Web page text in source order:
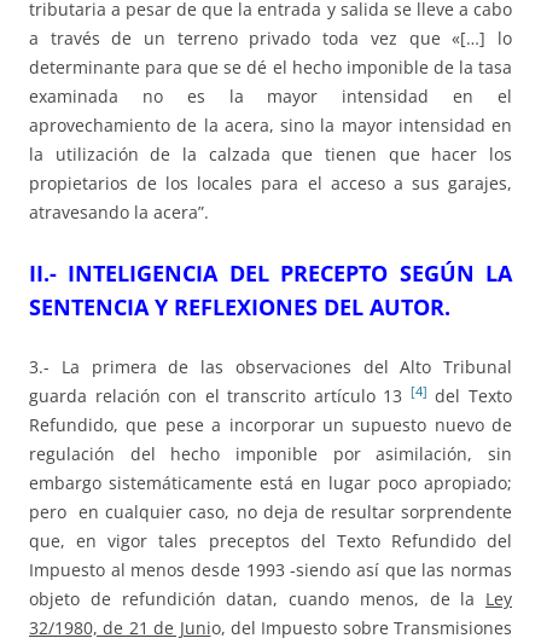
tributaria a pesar de que la entrada y salida se lleve a cabo
a través de un terreno privado toda vez que «[…] lo
determinante para que se dé el hecho imponible de la tasa
examinada no es la mayor intensidad en el
aprovechamiento de la acera, sino la mayor intensidad en
la utilización de la calzada que tienen que hacer los
propietarios de los locales para el acceso a sus garajes,
atravesando la acera”.
II.- INTELIGENCIA DEL PRECEPTO SEGÚN LA
SENTENCIA Y REFLEXIONES DEL AUTOR.
3.- La primera de las observaciones del Alto Tribunal
guarda relación con el transcrito artículo 13 [4] del Texto
Refundido, que pese a incorporar un supuesto nuevo de
regulación del hecho imponible por asimilación, sin
embargo sistemáticamente está en lugar poco apropiado;
pero en cualquier caso, no deja de resultar sorprendente
que, en vigor tales preceptos del Texto Refundido del
Impuesto al menos desde 1993 -siendo así que las normas
objeto de refundición datan, cuando menos, de la Ley
32/1980, de 21 de Junio, del Impuesto sobre Transmisiones